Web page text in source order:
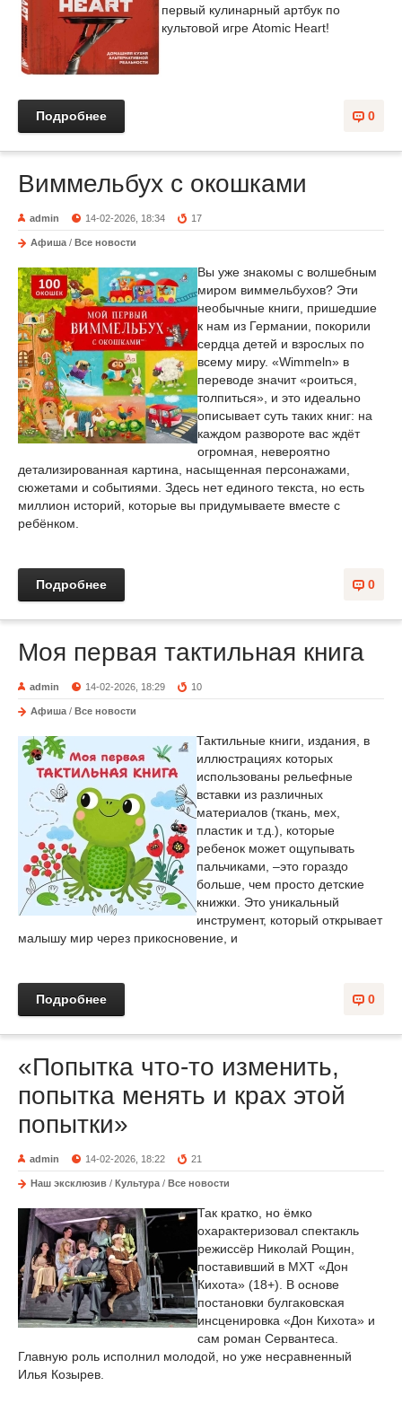
первый кулинарный артбук по
культовой игре Atomic Heart!
0
Подробнее
Виммельбух с окошками
admin 14-02-2026, 18:34 17
Афиша / Все новости
Вы уже знакомы с волшебным
миром виммельбухов? Эти
необычные книги, пришедшие
к нам из Германии, покорили
сердца детей и взрослых по
всему миру. «Wimmeln» в
переводе значит «роиться,
толпиться», и это идеально
описывает суть таких книг: на
каждом развороте вас ждёт
огромная, невероятно
детализированная картина, насыщенная персонажами,
сюжетами и событиями. Здесь нет единого текста, но есть
миллион историй, которые вы придумываете вместе с
ребёнком.
0
Подробнее
Моя первая тактильная книга
admin 14-02-2026, 18:29 10
Афиша / Все новости
Тактильные книги, издания, в
иллюстрациях которых
использованы рельефные
вставки из различных
материалов (ткань, мех,
пластик и т.д.), которые
ребенок может ощупывать
пальчиками, –это гораздо
больше, чем просто детские
книжки. Это уникальный
инструмент, который открывает
малышу мир через прикосновение, и
0
Подробнее
«Попытка что-то изменить,
попытка менять и крах этой
попытки»
admin 14-02-2026, 18:22 21
Наш эксклюзив / Культура / Все новости
Так кратко, но ёмко
охарактеризовал спектакль
режиссёр Николай Рощин,
поставивший в МХТ «Дон
Кихота» (18+). В основе
постановки булгаковская
инсценировка «Дон Кихота» и
сам роман Сервантеса.
Главную роль исполнил молодой, но уже несравненный
Илья Козырев.